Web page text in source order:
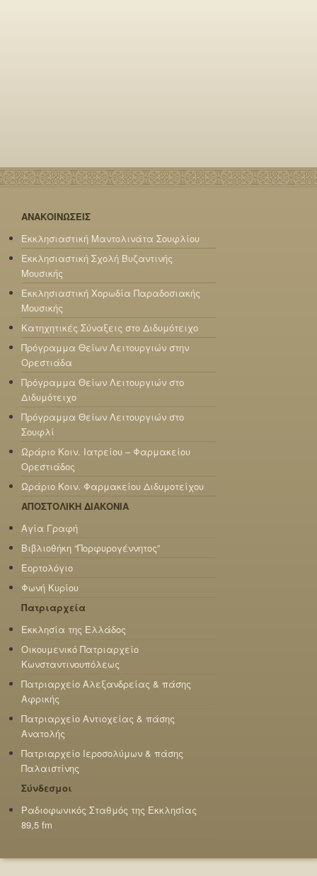
ΑΝΑΚΟΙΝΩΣΕΙΣ
Εκκλησιαστική Μαντολινάτα Σουφλίου
Εκκλησιαστική Σχολή Βυζαντινής
Μουσικής
Εκκλησιαστική Χορωδία Παραδοσιακής
Μουσικής
Κατηχητικές Σύναξεις στο Διδυμότειχο
Πρόγραμμα Θείων Λειτουργιών στην
Ορεστιάδα
Πρόγραμμα Θείων Λειτουργιών στο
Διδυμότειχο
Πρόγραμμα Θείων Λειτουργιών στο
Σουφλί
Ωράριο Κοιν. Ιατρείου – Φαρμακείου
Ορεστιάδος
Ωράριο Κοιν. Φαρμακείου Διδυμοτείχου
ΑΠΟΣΤΟΛΙΚΗ ΔΙΑΚΟΝΙΑ
Αγία Γραφή
Βιβλιοθήκη “Πορφυρογέννητος”
Εορτολόγιο
Φωνή Κυρίου
Πατριαρχεία
Εκκλησία της Ελλάδος
Οικουμενικό Πατριαρχείο
Κωνσταντινουπόλεως
Πατριαρχείο Αλεξανδρείας & πάσης
Αφρικής
Πατριαρχείο Αντιοχείας & πάσης
Ανατολής
Πατριαρχείο Ιεροσολύμων & πάσης
Παλαιστίνης
Σύνδεσμοι
Ραδιοφωνικός Σταθμός της Εκκλησίας
89,5 fm